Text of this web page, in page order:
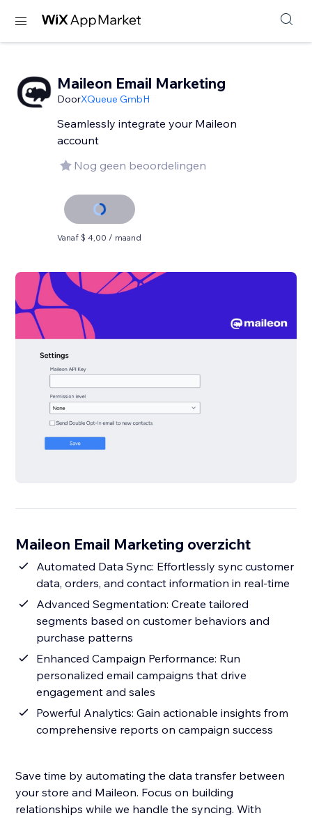
Maileon Email Marketing
DoorXQueue GmbH
Seamlessly integrate your Maileon
account
Nog geen beoordelingen
Vanaf $ 4,00 / maand
Maileon Email Marketing overzicht
Automated Data Sync: Effortlessly sync customer
data, orders, and contact information in real-time
Advanced Segmentation: Create tailored
segments based on customer behaviors and
purchase patterns
Enhanced Campaign Performance: Run
personalized email campaigns that drive
engagement and sales
Powerful Analytics: Gain actionable insights from
comprehensive reports on campaign success
Save time by automating the data transfer between
your store and Maileon. Focus on building
relationships while we handle the syncing. With